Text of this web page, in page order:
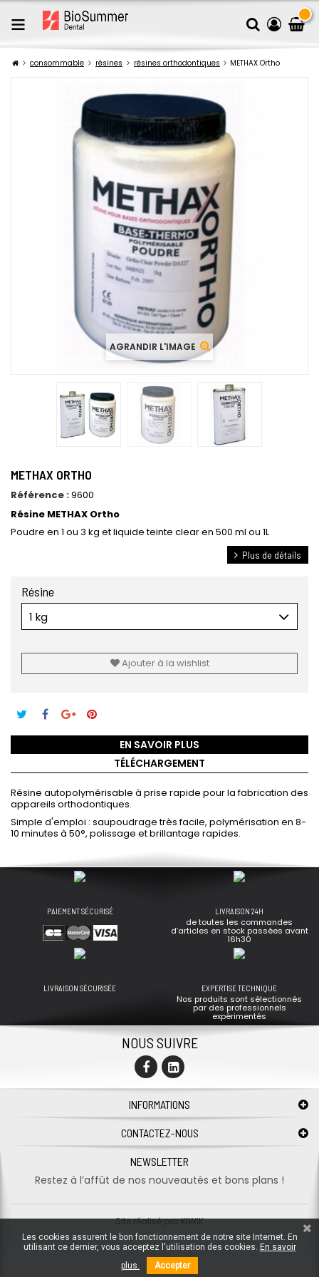
consommable résines résines orthodontiques METHAX Ortho
AGRANDIR L'IMAGE
METHAX ORTHO
Référence :9600
Résine METHAX Ortho
Poudre en 1 ou 3 kg et liquide teinte clear en 500 ml ou 1L
Plus de détails
Résine
1 kg
Ajouter à la wishlist
EN SAVOIR PLUS
TÉLÉCHARGEMENT
Résine autopolymérisable à prise rapide pour la fabrication des
appareils orthodontiques.
Simple d'emploi : saupoudrage très facile, polymérisation en 8-
10 minutes à 50°, polissage et brillantage rapides.
PAIEMENT SÉCURISÉ LIVRAISON 24H
de toutes les commandes
d’articles en stock passées avant
16h30
LIVRAISON SÉCURISÉE EXPERTISE TECHNIQUE
Nos produits sont sélectionnés
par des professionnels
expérimentés
NOUS SUIVRE
INFORMATIONS
CONTACTEZ-NOUS
NEWSLETTER
Restez à l’affût de nos nouveautés et bons plans !
Site réalisé parKIWIK
Les cookies assurent le bon fonctionnement de notre site Internet. En
utilisant ce dernier, vous acceptez l'utilisation des cookies. En savoir
plus.
Accepter